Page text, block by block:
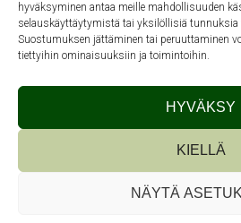
hyväksyminen antaa meille mahdollisuuden
selauskäyttäytymistä tai yksilöllisiä tunnuksia
Suostumuksen jättäminen tai peruuttaminen
tiettyihin ominaisuuksiin ja toimintoihin.
HYVÄKSY
KIELLÄ
NÄYTÄ
Suomi
Theme byOut the